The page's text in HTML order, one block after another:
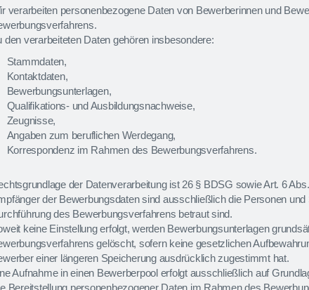
verarbeiten personenbezogene Daten von Bewerberinnen und
den verarbeiteten Daten gehören insbesondere:
Stammdaten,
Kontaktdaten,
Bewerbungsunterlagen,
Qualifikations- und Ausbildungsnachweise,
Zeugnisse,
Angaben zum beruflichen Werdegang,
Korrespondenz im Rahmen des Bewerbungsverfahrens.
der Datenverarbeitung ist 26 § BDSG sowie Art. 6
der Bewerbungsdaten sind ausschließlich die Personen
des Bewerbungsverfahrens betraut sind.
keine Einstellung erfolgt, werden Bewerbungsunterlagen
gelöscht, sofern keine gesetzlichen
einer längeren Speicherung ausdrücklich zugestimmt hat.
Aufnahme in einen Bewerberpool erfolgt ausschließlich auf
Bereitstellung personenbezogener Daten im Rahmen des